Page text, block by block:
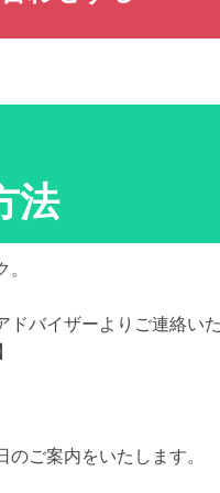
法
バイザーよりご連絡いた
ご案内をいたします。